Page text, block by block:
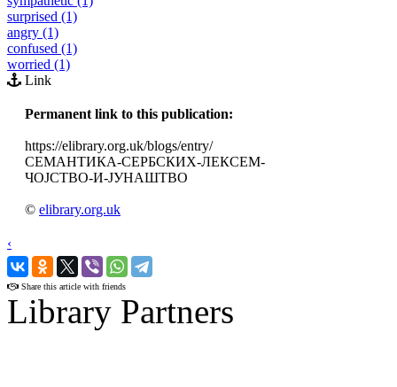
surprised (1)
angry (1)
confused (1)
worried (1)
Link
Permanent link to this publication:
https://elibrary.org.uk/blogs/entry/
СЕМАНТИКА-СЕРБСКИХ-ЛЕКСЕМ-
ЧОJСТВО-И-JУНАШТВО
© elibrary.org.uk
‹
›
Share this article with friends
Library Partners